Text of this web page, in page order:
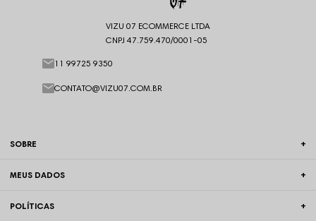
SOBRE
MEUS DADOS
POLÍTICAS
VIZU 07 ECOMMERCE LTDA
CNPJ 47.759.470/0001-05
11 99725 9350
CONTATO@VIZU07.COM.BR